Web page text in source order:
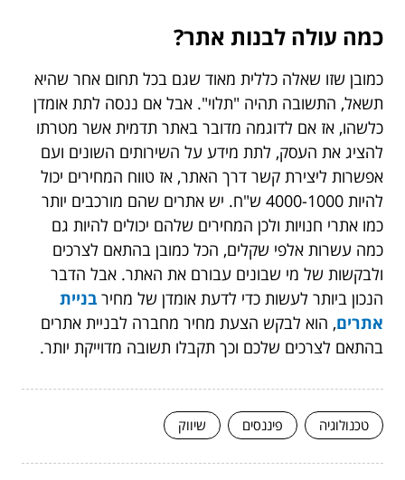
כמה עולה לבנות אתר?
כמובן שזו שאלה כללית מאוד שגם בכל תחום אחר שהיא
תשאל, התשובה תהיה "תלוי". אבל אם ננסה לתת אומדן
כלשהו, אז אם לדוגמה מדובר באתר תדמית אשר מטרתו
להציג את העסק, לתת מידע על השירותים השונים ועם
אפשרות ליצירת קשר דרך האתר, אז טווח המחירים יכול
להיות 4000-1000 ש"ח. יש אתרים שהם מורכבים יותר
כמו אתרי חנויות ולכן המחירים שלהם יכולים להיות גם
כמה עשרות אלפי שקלים, הכל כמובן בהתאם לצרכים
ולבקשות של מי שבונים עבורם את האתר. אבל הדבר
הנכון ביותר לעשות כדי לדעת אומדן של מחיר בניית
אתרים, הוא לבקש הצעת מחיר מחברה לבניית אתרים
בהתאם לצרכים שלכם וכך תקבלו תשובה מדוייקת יותר.
טכנולוגיה פיננסים שיווק